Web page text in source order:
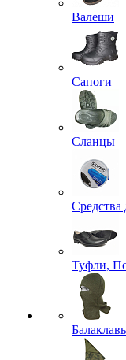
Валеши
Сапоги
Сланцы
Средства
Туфли,